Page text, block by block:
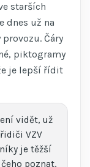
starších
dnes už na
Čáry
piktogramy
je lepší řídit
vidět, už
VZV
je těžší
poznat,